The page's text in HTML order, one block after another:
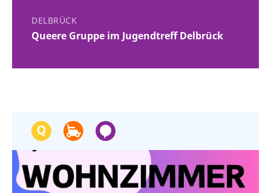
DELBRÜCK
Queere Gruppe im Jugendtreff Delbrück